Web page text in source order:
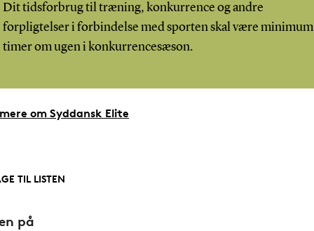
Dit tidsforbrug til træning, konkurrence og andre
forpligtelser i forbindelse med sporten skal være minimum
timer om ugen i konkurrencesæson.
om Syddansk Elite
TIL LISTEN
på